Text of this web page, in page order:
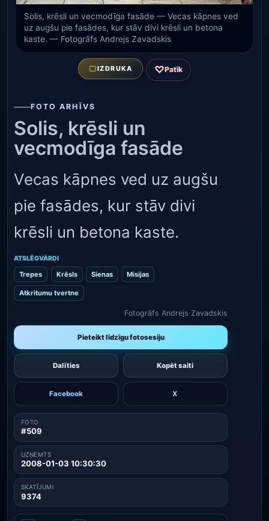
Solis, krēsli un vecmodīga fasāde — Vecas kāpnes ved
uz augšu pie fasādes, kur stāv divi krēsli un betona
kaste. — Fotogrāfs Andrejs Zavadskis
IZDRUKA ♡Patīk
FOTO ARHĪVS
Solis, krēsli un
vecmodīga fasāde
Vecas kāpnes ved uz augšu
pie fasādes, kur stāv divi
krēsli un betona kaste.
ATSLĒGVĀRDI
Trepes Krēsls Sienas Misijas
Atkritumu tvertne
Fotogrāfs Andrejs Zavadskis
Pieteikt līdzīgu fotosesiju
Dalīties Kopēt saiti
Facebook X
FOTO
#509
UZŅEMTS
2008-01-03 10:30:30
SKATĪJUMI
9374